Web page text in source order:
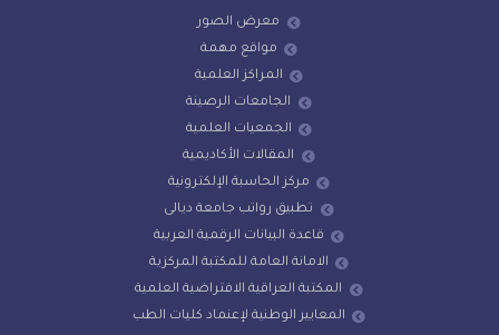
معرض الصور
المراكز العلمية
الجامعات الرصينة
الجمعيات العلمية
المقالات الأكاديمية
مركز الحاسبة الإلكترونية
تطبيق رواتب جامعة ديالى
قاعدة البيانات الرقمية العربية
الامانة العامة للمكتبة المركزية
المكتبة العراقية الافتراضية العلمية
المعايير الوطنية لإعنماد كليات الطب